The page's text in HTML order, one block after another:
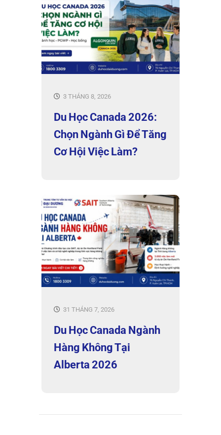
3 THÁNG 8, 2026
Du Học Canada 2026:
Chọn Ngành Gì Để Tăng
Cơ Hội Việc Làm?
31 THÁNG 7, 2026
Du Học Canada Ngành
Hàng Không Tại
Alberta 2026